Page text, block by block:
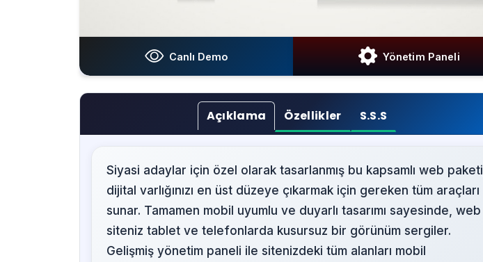
Canlı Demo Yönetim Paneli
Açıklama Özellikler S.S.S
Siyasi adaylar için özel olarak tasarlanmış bu kapsamlı web paketi,
dijital varlığınızı en üst düzeye çıkarmak için gereken tüm araçları
sunar. Tamamen mobil uyumlu ve duyarlı tasarımı sayesinde, web
siteniz tablet ve telefonlarda kusursuz bir görünüm sergiler.
Gelişmiş yönetim paneli ile sitenizdeki tüm alanları mobil